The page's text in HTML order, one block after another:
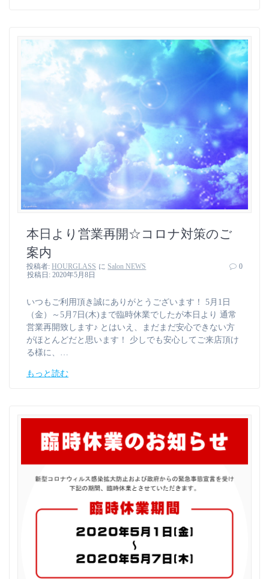
本日より営業再開☆コロナ対策のご
案内
投稿者: HOURGLASS に Salon NEWS
投稿日: 2020年5月8日
0
いつもご利用頂き誠にありがとうございます！ 5月1日
（金）～5月7日(木)まで臨時休業でしたが本日より 通常
営業再開致します♪ とはいえ、まだまだ安心できない方
がほとんどだと思います！ 少しでも安心してご来店頂け
る様に、…
もっと読む